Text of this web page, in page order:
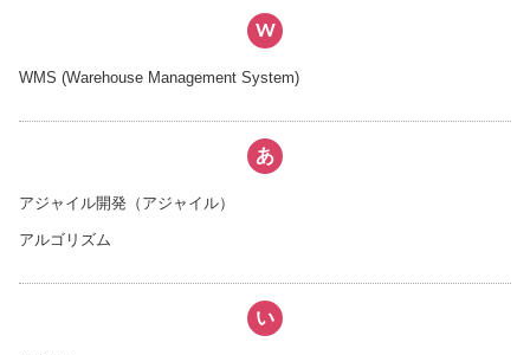
W
WMS (Warehouse Management System)
あ
アジャイル開発（アジャイル）
アルゴリズム
い